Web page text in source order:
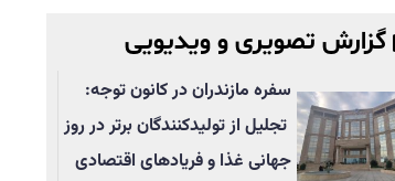
گزارش تصویری و ویدیویی
سفره مازندران در کانون توجه:
تجلیل از تولیدکنندگان برتر در روز
جهانی غذا و فریادهای اقتصادی